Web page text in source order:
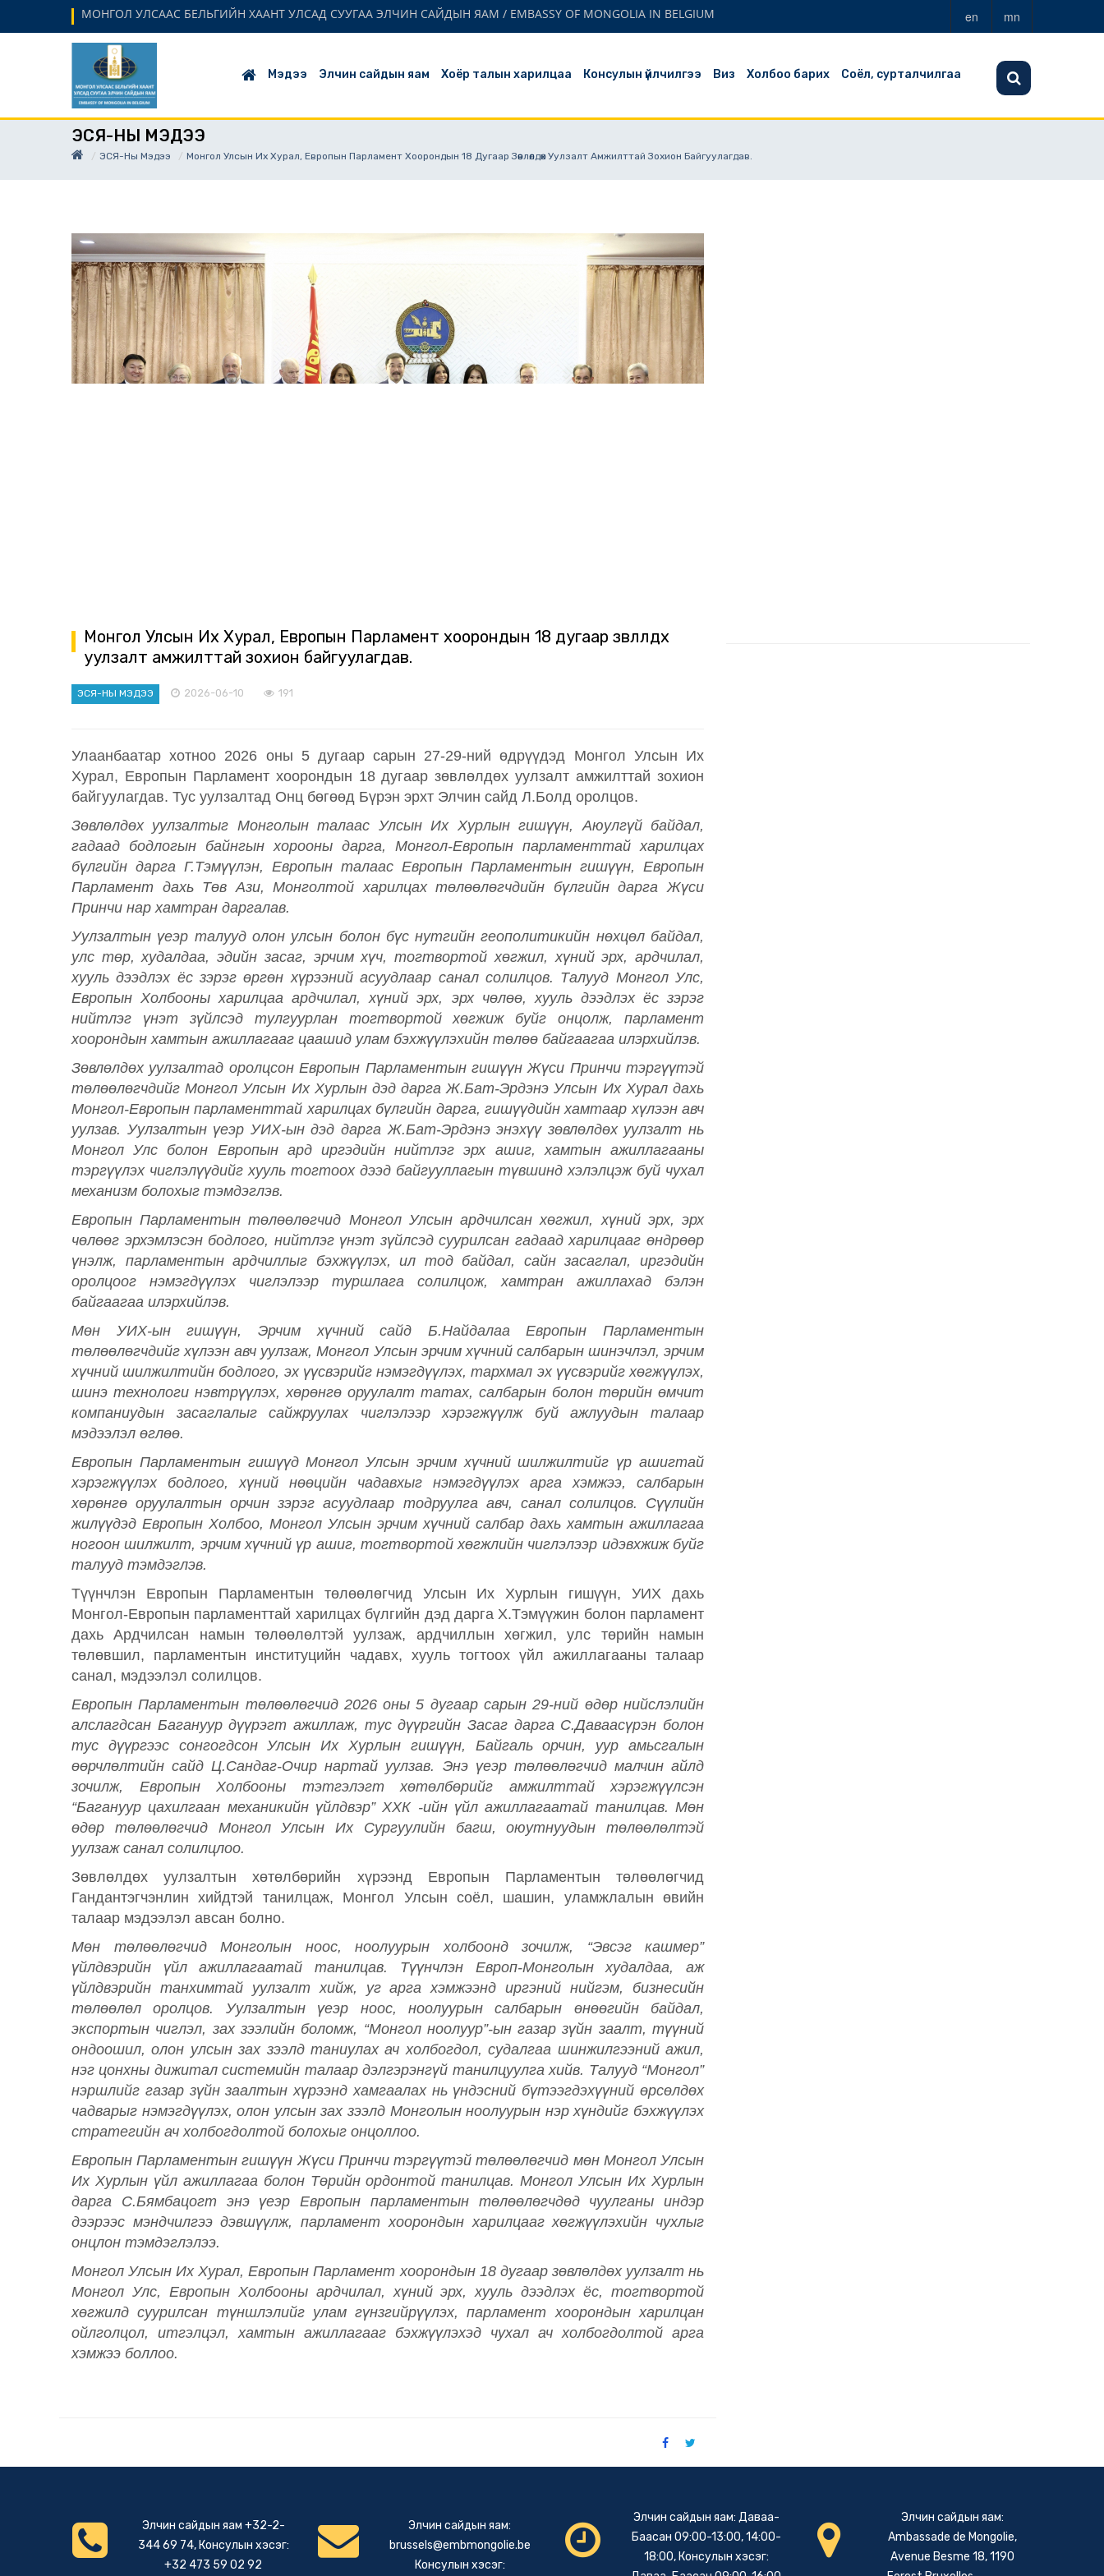
МОНГОЛ УЛСААС БЕЛЬГИЙН ХААНТ УЛСАД СУУГАА ЭЛЧИН САЙДЫН ЯАМ / EMBASSY OF MONGOLIA IN BELGIUM en mn
Мэдээ Элчин сайдын яам Хоёр талын харилцаа Консулын үйлчилгээ Виз Холбоо барих Соёл, сурталчилгаа
ЭСЯ-НЫ МЭДЭЭ
ЭСЯ-Ны Мэдээ Монгол Улсын Их Хурал, Европын Парламент Хоорондын 18 Дугаар Зөвлөлдөх Уулзалт Амжилттай Зохион Байгуулагдав.
Монгол Улсын Их Хурал, Европын Парламент хоорондын 18 дугаар зөвлөлдөх
уулзалт амжилттай зохион байгуулагдав.
ЭСЯ-НЫ МЭДЭЭ 2026-06-10 191
Улаанбаатар хотноо 2026 оны 5 дугаар сарын 27-29-ний өдрүүдэд Монгол Улсын Их
Хурал, Европын Парламент хоорондын 18 дугаар зөвлөлдөх уулзалт амжилттай зохион
байгуулагдав. Тус уулзалтад Онц бөгөөд Бүрэн эрхт Элчин сайд Л.Болд оролцов.
Зөвлөлдөх уулзалтыг Монголын талаас Улсын Их Хурлын гишүүн, Аюулгүй байдал,
гадаад бодлогын байнгын хорооны дарга, Монгол-Европын парламенттай харилцах
бүлгийн дарга Г.Тэмүүлэн, Европын талаас Европын Парламентын гишүүн, Европын
Парламент дахь Төв Ази, Монголтой харилцах төлөөлөгчдийн бүлгийн дарга Жүси
Принчи нар хамтран даргалав.
Уулзалтын үеэр талууд олон улсын болон бүс нутгийн геополитикийн нөхцөл байдал,
улс төр, худалдаа, эдийн засаг, эрчим хүч, тогтвортой хөгжил, хүний эрх, ардчилал,
хууль дээдлэх ёс зэрэг өргөн хүрээний асуудлаар санал солилцов. Талууд Монгол Улс,
Европын Холбооны харилцаа ардчилал, хүний эрх, эрх чөлөө, хууль дээдлэх ёс зэрэг
нийтлэг үнэт зүйлсэд тулгуурлан тогтвортой хөгжиж буйг онцолж, парламент
хоорондын хамтын ажиллагааг цаашид улам бэхжүүлэхийн төлөө байгаагаа илэрхийлэв.
Зөвлөлдөх уулзалтад оролцсон Европын Парламентын гишүүн Жүси Принчи тэргүүтэй
төлөөлөгчдийг Монгол Улсын Их Хурлын дэд дарга Ж.Бат-Эрдэнэ Улсын Их Хурал дахь
Монгол-Европын парламенттай харилцах бүлгийн дарга, гишүүдийн хамтаар хүлээн авч
уулзав. Уулзалтын үеэр УИХ-ын дэд дарга Ж.Бат-Эрдэнэ энэхүү зөвлөлдөх уулзалт нь
Монгол Улс болон Европын ард иргэдийн нийтлэг эрх ашиг, хамтын ажиллагааны
тэргүүлэх чиглэлүүдийг хууль тогтоох дээд байгууллагын түвшинд хэлэлцэж буй чухал
механизм болохыг тэмдэглэв.
Европын Парламентын төлөөлөгчид Монгол Улсын ардчилсан хөгжил, хүний эрх, эрх
чөлөөг эрхэмлэсэн бодлого, нийтлэг үнэт зүйлсэд суурилсан гадаад харилцааг өндрөөр
үнэлж, парламентын ардчиллыг бэхжүүлэх, ил тод байдал, сайн засаглал, иргэдийн
оролцоог нэмэгдүүлэх чиглэлээр туршлага солилцож, хамтран ажиллахад бэлэн
байгаагаа илэрхийлэв.
Мөн УИХ-ын гишүүн, Эрчим хүчний сайд Б.Найдалаа Европын Парламентын
төлөөлөгчдийг хүлээн авч уулзаж, Монгол Улсын эрчим хүчний салбарын шинэчлэл, эрчим
хүчний шилжилтийн бодлого, эх үүсвэрийг нэмэгдүүлэх, тархмал эх үүсвэрийг хөгжүүлэх,
шинэ технологи нэвтрүүлэх, хөрөнгө оруулалт татах, салбарын болон төрийн өмчит
компаниудын засаглалыг сайжруулах чиглэлээр хэрэгжүүлж буй ажлуудын талаар
мэдээлэл өглөө.
Европын Парламентын гишүүд Монгол Улсын эрчим хүчний шилжилтийг үр ашигтай
хэрэгжүүлэх бодлого, хүний нөөцийн чадавхыг нэмэгдүүлэх арга хэмжээ, салбарын
хөрөнгө оруулалтын орчин зэрэг асуудлаар тодруулга авч, санал солилцов. Сүүлийн
жилүүдэд Европын Холбоо, Монгол Улсын эрчим хүчний салбар дахь хамтын ажиллагаа
ногоон шилжилт, эрчим хүчний үр ашиг, тогтвортой хөгжлийн чиглэлээр идэвхжиж буйг
талууд тэмдэглэв.
Түүнчлэн Европын Парламентын төлөөлөгчид Улсын Их Хурлын гишүүн, УИХ дахь
Монгол-Европын парламенттай харилцах бүлгийн дэд дарга Х.Тэмүүжин болон парламент
дахь Ардчилсан намын төлөөлөлтэй уулзаж, ардчиллын хөгжил, улс төрийн намын
төлөвшил, парламентын институцийн чадавх, хууль тогтоох үйл ажиллагааны талаар
санал, мэдээлэл солилцов.
Европын Парламентын төлөөлөгчид 2026 оны 5 дугаар сарын 29-ний өдөр нийслэлийн
алслагдсан Багануур дүүрэгт ажиллаж, тус дүүргийн Засаг дарга С.Даваасүрэн болон
тус дүүргээс сонгогдсон Улсын Их Хурлын гишүүн, Байгаль орчин, уур амьсгалын
өөрчлөлтийн сайд Ц.Сандаг-Очир нартай уулзав. Энэ үеэр төлөөлөгчид малчин айлд
зочилж, Европын Холбооны тэтгэлэгт хөтөлбөрийг амжилттай хэрэгжүүлсэн
“Багануур цахилгаан механикийн үйлдвэр” ХХК -ийн үйл ажиллагаатай танилцав. Мөн
өдөр төлөөлөгчид Монгол Улсын Их Сургуулийн багш, оюутнуудын төлөөлөлтэй
уулзаж санал солилцлоо.
Зөвлөлдөх уулзалтын хөтөлбөрийн хүрээнд Европын Парламентын төлөөлөгчид
Гандантэгчэнлин хийдтэй танилцаж, Монгол Улсын соёл, шашин, уламжлалын өвийн
талаар мэдээлэл авсан болно.
Мөн төлөөлөгчид Монголын ноос, ноолуурын холбоонд зочилж, “Эвсэг кашмер”
үйлдвэрийн үйл ажиллагаатай танилцав. Түүнчлэн Европ-Монголын худалдаа, аж
үйлдвэрийн танхимтай уулзалт хийж, уг арга хэмжээнд иргэний нийгэм, бизнесийн
төлөөлөл оролцов. Уулзалтын үеэр ноос, ноолуурын салбарын өнөөгийн байдал,
экспортын чиглэл, зах зээлийн боломж, “Монгол ноолуур”-ын газар зүйн заалт, түүний
ондоошил, олон улсын зах зээлд таниулах ач холбогдол, судалгаа шинжилгээний ажил,
нэг цонхны дижитал системийн талаар дэлгэрэнгүй танилцуулга хийв. Талууд “Монгол”
нэршлийг газар зүйн заалтын хүрээнд хамгаалах нь үндэсний бүтээгдэхүүний өрсөлдөх
чадварыг нэмэгдүүлэх, олон улсын зах зээлд Монголын ноолуурын нэр хүндийг бэхжүүлэх
стратегийн ач холбогдолтой болохыг онцоллоо.
Европын Парламентын гишүүн Жүси Принчи тэргүүтэй төлөөлөгчид мөн Монгол Улсын
Их Хурлын үйл ажиллагаа болон Төрийн ордонтой танилцав. Монгол Улсын Их Хурлын
дарга С.Бямбацогт энэ үеэр Европын парламентын төлөөлөгчдөд чуулганы индэр
дээрээс мэндчилгээ дэвшүүлж, парламент хоорондын харилцааг хөгжүүлэхийн чухлыг
онцлон тэмдэглэлээ.
Монгол Улсын Их Хурал, Европын Парламент хоорондын 18 дугаар зөвлөлдөх уулзалт нь
Монгол Улс, Европын Холбооны ардчилал, хүний эрх, хууль дээдлэх ёс, тогтвортой
хөгжилд суурилсан түншлэлийг улам гүнзгийрүүлэх, парламент хоорондын харилцан
ойлголцол, итгэлцэл, хамтын ажиллагааг бэхжүүлэхэд чухал ач холбогдолтой арга
хэмжээ боллоо.
Элчин сайдын яам +32-2-
344 69 74, Консулын хэсэг:
+32 473 59 02 92
Элчин сайдын яам:
brussels@embmongolie.be
Консулын хэсэг:
Элчин сайдын яам: Даваа-
Баасан 09:00-13:00, 14:00-
18:00, Консулын хэсэг:
Элчин сайдын яам:
Ambassade de Mongolie,
Avenue Besme 18, 1190